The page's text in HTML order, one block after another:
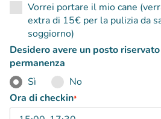
Vorrei portare il mio cane
extra di 15€ per la pulizia da
soggiorno)
Desidero avere un posto
permanenza
Sì
No
Ora di checkin*